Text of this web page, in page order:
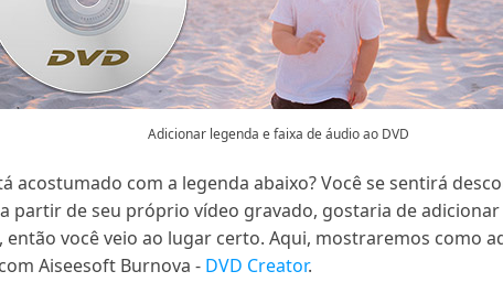
Adicionar legenda e faixa de áudio ao DVD
acostumado com a legenda abaixo? Você se sentirá
partir de seu próprio vídeo gravado, gostaria de
você veio ao lugar certo. Aqui, mostraremos como
Aiseesoft Burnova - DVD Creator.